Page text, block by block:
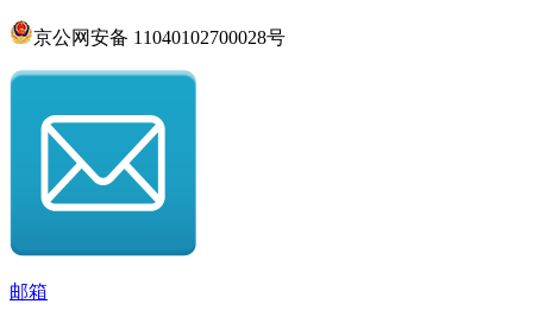
京公网安备 11040102700028号
邮箱